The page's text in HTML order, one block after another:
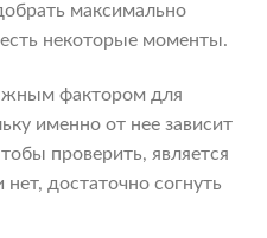
максимально
некоторые моменты.
фактором для
именно от нее зависит
проверить, является
достаточно согнуть